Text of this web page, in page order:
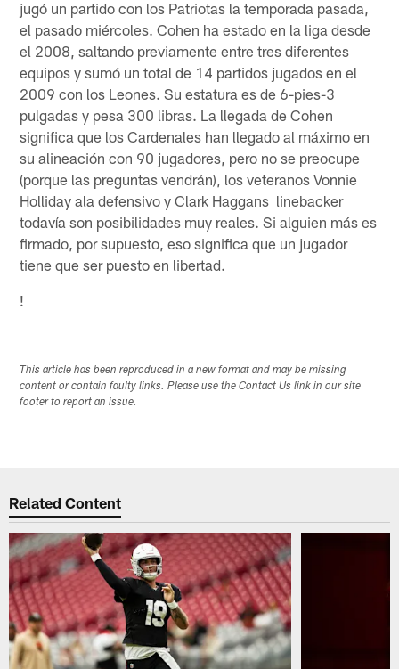
jugó un partido con los Patriotas la temporada pasada,
el pasado miércoles. Cohen ha estado en la liga desde
el 2008, saltando previamente entre tres diferentes
equipos y sumó un total de 14 partidos jugados en el
2009 con los Leones. Su estatura es de 6-pies-3
pulgadas y pesa 300 libras. La llegada de Cohen
significa que los Cardenales han llegado al máximo en
su alineación con 90 jugadores, pero no se preocupe
(porque las preguntas vendrán), los veteranos Vonnie
Holliday ala defensivo y Clark Haggans linebacker
todavía son posibilidades muy reales. Si alguien más es
firmado, por supuesto, eso significa que un jugador
tiene que ser puesto en libertad.
!
This article has been reproduced in a new format and may be missing
content or contain faulty links. Please use the Contact Us link in our site
footer to report an issue.
Related Content